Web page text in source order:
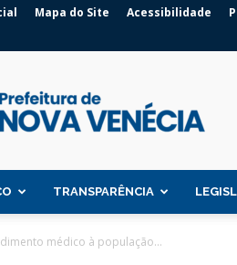
Mapa do Site Acessibilidade
TRANSPARÊNCIA
médico à população...